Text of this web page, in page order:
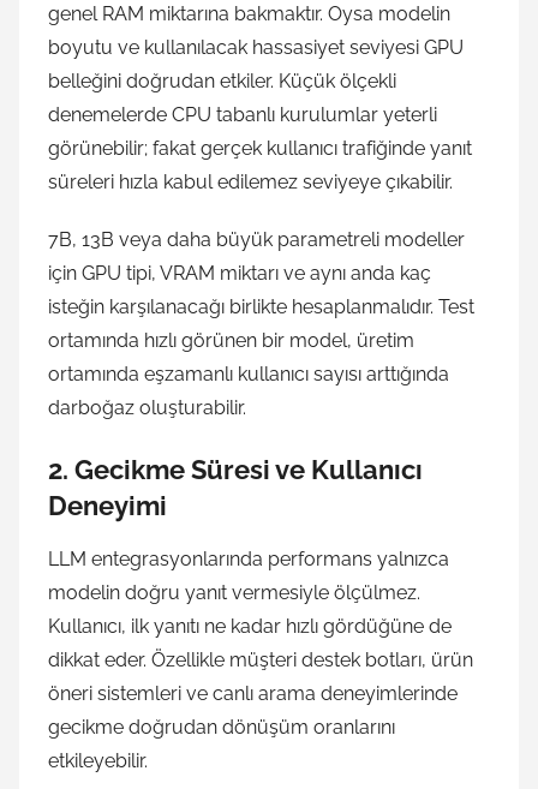
genel RAM miktarına bakmaktır. Oysa modelin
boyutu ve kullanılacak hassasiyet seviyesi GPU
belleğini doğrudan etkiler. Küçük ölçekli
denemelerde CPU tabanlı kurulumlar yeterli
görünebilir; fakat gerçek kullanıcı trafiğinde yanıt
süreleri hızla kabul edilemez seviyeye çıkabilir.
7B, 13B veya daha büyük parametreli modeller
için GPU tipi, VRAM miktarı ve aynı anda kaç
isteğin karşılanacağı birlikte hesaplanmalıdır. Test
ortamında hızlı görünen bir model, üretim
ortamında eşzamanlı kullanıcı sayısı arttığında
darboğaz oluşturabilir.
2. Gecikme Süresi ve Kullanıcı
Deneyimi
LLM entegrasyonlarında performans yalnızca
modelin doğru yanıt vermesiyle ölçülmez.
Kullanıcı, ilk yanıtı ne kadar hızlı gördüğüne de
dikkat eder. Özellikle müşteri destek botları, ürün
öneri sistemleri ve canlı arama deneyimlerinde
gecikme doğrudan dönüşüm oranlarını
etkileyebilir.